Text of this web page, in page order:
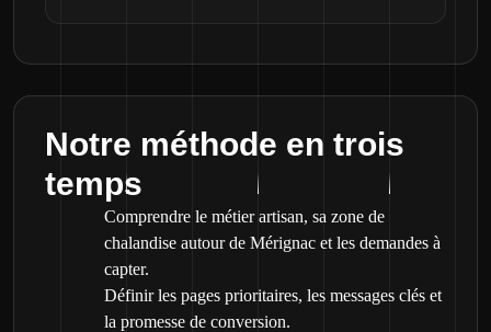
Notre méthode en trois
temps
Comprendre le métier artisan, sa zone de
chalandise autour de Mérignac et les demandes à
capter.
Définir les pages prioritaires, les messages clés et
la promesse de conversion.